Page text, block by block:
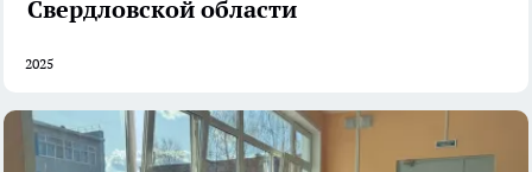
Свердловской области
2025